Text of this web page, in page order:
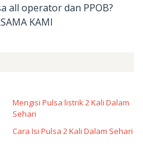
all operator dan PPOB?
KAMI
Mengisi Pulsa listrik 2 Kali Dalam
Sehari
Cara Isi Pulsa 2 Kali Dalam Sehari